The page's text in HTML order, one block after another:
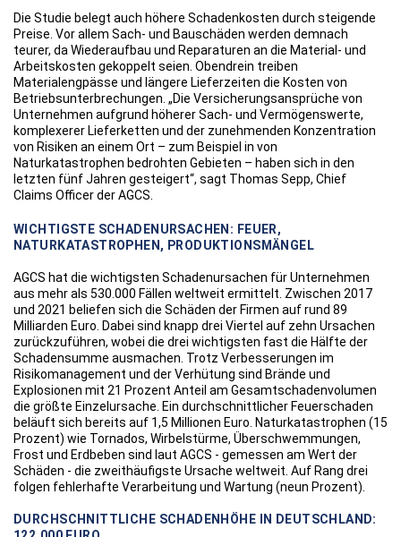
Die Studie belegt auch höhere Schadenkosten durch steigende
Preise. Vor allem Sach- und Bauschäden werden demnach
teurer, da Wiederaufbau und Reparaturen an die Material- und
Arbeitskosten gekoppelt seien. Obendrein treiben
Materialengpässe und längere Lieferzeiten die Kosten von
Betriebsunterbrechungen. „Die Versicherungsansprüche von
Unternehmen aufgrund höherer Sach- und Vermögenswerte,
komplexerer Lieferketten und der zunehmenden Konzentration
von Risiken an einem Ort – zum Beispiel in von
Naturkatastrophen bedrohten Gebieten – haben sich in den
letzten fünf Jahren gesteigert“, sagt Thomas Sepp, Chief
Claims Officer der AGCS.
WICHTIGSTE SCHADENURSACHEN: FEUER,
NATURKATASTROPHEN, PRODUKTIONSMÄNGEL
AGCS hat die wichtigsten Schadenursachen für Unternehmen
aus mehr als 530.000 Fällen weltweit ermittelt. Zwischen 2017
und 2021 beliefen sich die Schäden der Firmen auf rund 89
Milliarden Euro. Dabei sind knapp drei Viertel auf zehn Ursachen
zurückzuführen, wobei die drei wichtigsten fast die Hälfte der
Schadensumme ausmachen. Trotz Verbesserungen im
Risikomanagement und der Verhütung sind Brände und
Explosionen mit 21 Prozent Anteil am Gesamtschadenvolumen
die größte Einzelursache. Ein durchschnittlicher Feuerschaden
beläuft sich bereits auf 1,5 Millionen Euro. Naturkatastrophen (15
Prozent) wie Tornados, Wirbelstürme, Überschwemmungen,
Frost und Erdbeben sind laut AGCS - gemessen am Wert der
Schäden - die zweithäufigste Ursache weltweit. Auf Rang drei
folgen fehlerhafte Verarbeitung und Wartung (neun Prozent).
DURCHSCHNITTLICHE SCHADENHÖHE IN DEUTSCHLAND: